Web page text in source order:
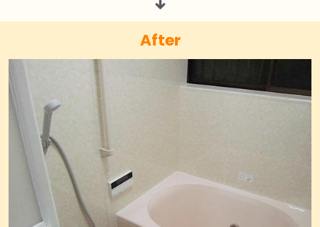
After